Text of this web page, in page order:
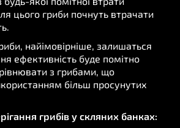
цього гриби почнуть втрачати
найімовірніше, залишаться
ефективність буде помітно
з грибами, що
більш просунутих
грибів у скляних банках: